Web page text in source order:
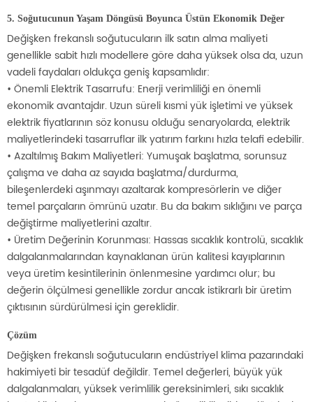
5. Soğutucunun Yaşam Döngüsü Boyunca Üstün Ekonomik Değer
Değişken frekanslı soğutucuların ilk satın alma maliyeti
genellikle sabit hızlı modellere göre daha yüksek olsa da, uzun
vadeli faydaları oldukça geniş kapsamlıdır:
• Önemli Elektrik Tasarrufu: Enerji verimliliği en önemli
ekonomik avantajdır. Uzun süreli kısmi yük işletimi ve yüksek
elektrik fiyatlarının söz konusu olduğu senaryolarda, elektrik
maliyetlerindeki tasarruflar ilk yatırım farkını hızla telafi edebilir.
• Azaltılmış Bakım Maliyetleri: Yumuşak başlatma, sorunsuz
çalışma ve daha az sayıda başlatma/durdurma,
bileşenlerdeki aşınmayı azaltarak kompresörlerin ve diğer
temel parçaların ömrünü uzatır. Bu da bakım sıklığını ve parça
değiştirme maliyetlerini azaltır.
• Üretim Değerinin Korunması: Hassas sıcaklık kontrolü, sıcaklık
dalgalanmalarından kaynaklanan ürün kalitesi kayıplarının
veya üretim kesintilerinin önlenmesine yardımcı olur; bu
değerin ölçülmesi genellikle zordur ancak istikrarlı bir üretim
çıktısının sürdürülmesi için gereklidir.
Çözüm
Değişken frekanslı soğutucuların endüstriyel klima pazarındaki
hakimiyeti bir tesadüf değildir. Temel değerleri, büyük yük
dalgalanmaları, yüksek verimlilik gereksinimleri, sıkı sıcaklık